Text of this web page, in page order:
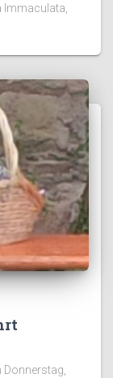
Immaculata,
Donnerstag,